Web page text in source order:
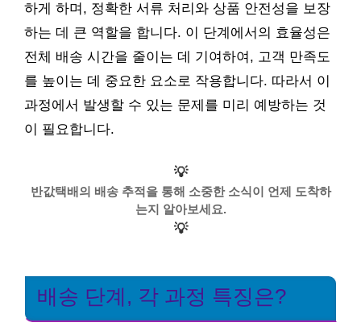
하게 하며, 정확한 서류 처리와 상품 안전성을 보장
하는 데 큰 역할을 합니다. 이 단계에서의 효율성은
전체 배송 시간을 줄이는 데 기여하여, 고객 만족도
를 높이는 데 중요한 요소로 작용합니다. 따라서 이
과정에서 발생할 수 있는 문제를 미리 예방하는 것
이 필요합니다.
💡
반값택배의 배송 추적을 통해 소중한 소식이 언제 도착하
는지 알아보세요.
💡
배송 단계, 각 과정 특징은?